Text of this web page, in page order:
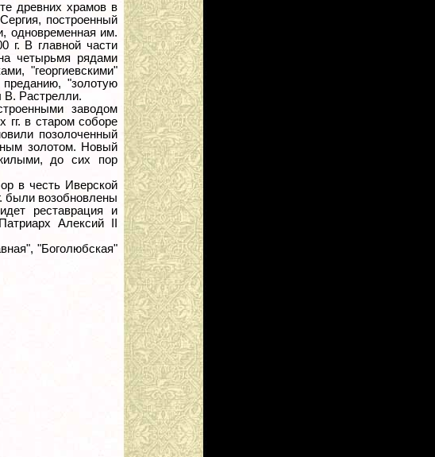
древних храмов в
построенный
одновременная им.
г. В главной части
четырьмя рядами
"георгиевскими"
"золотую
В. Растрелли.
заводом
гг. в старом соборе
позолоченный
золотом. Новый
до сих пор
в честь Иверской
были возобновлены
реставрация и
Алексий II
"Боголюбская"